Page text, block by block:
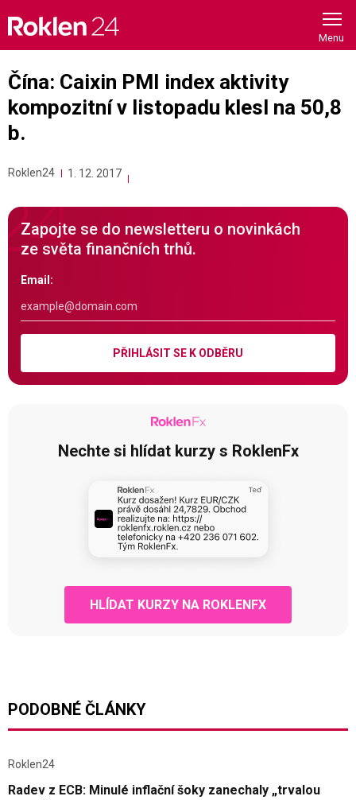
content
Čína: Caixin PMI index aktivity
kompozitní v listopadu klesl na 50,8
b.
Roklen24 1. 12. 2017
Zapojte se do newsletteru o novinkách
ze světa finančních trhů.
Email:
PŘIHLÁSIT SE K ODBĚRU
Nechte si hlídat kurzy s RoklenFx
HLÍDAT KURZY NA ROKLENFX
PODOBNÉ ČLÁNKY
Roklen24
Radev z ECB: Minulé inflační šoky zanechaly „trvalou